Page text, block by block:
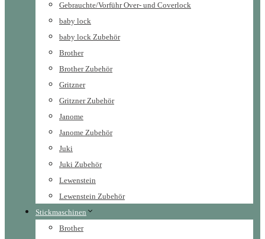
Gebrauchte/Vorführ Over- und Coverlock
baby lock
baby lock Zubehör
Brother
Brother Zubehör
Gritzner
Gritzner Zubehör
Janome
Janome Zubehör
Juki
Juki Zubehör
Lewenstein
Lewenstein Zubehör
Stickmaschinen
Brother